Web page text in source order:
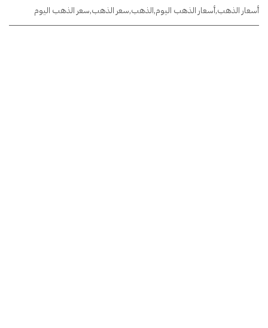
أسعار الذهب,أسعار الذهب اليوم,الذهب,سعر الذهب,سعر الذهب اليوم